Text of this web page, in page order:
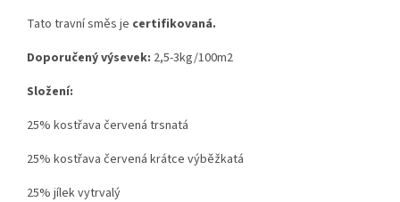
Tato travní směs je certifikovaná.
Doporučený výsevek: 2,5-3kg/100m2
Složení:
25% kostřava červená trsnatá
25% kostřava červená krátce výběžkatá
25% jílek vytrvalý